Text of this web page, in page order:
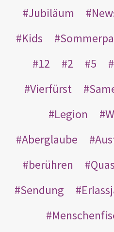
Jubiläum
Kids
12
2 5
Vierfürst
Legion
Aberglaube
berühren
Sendung